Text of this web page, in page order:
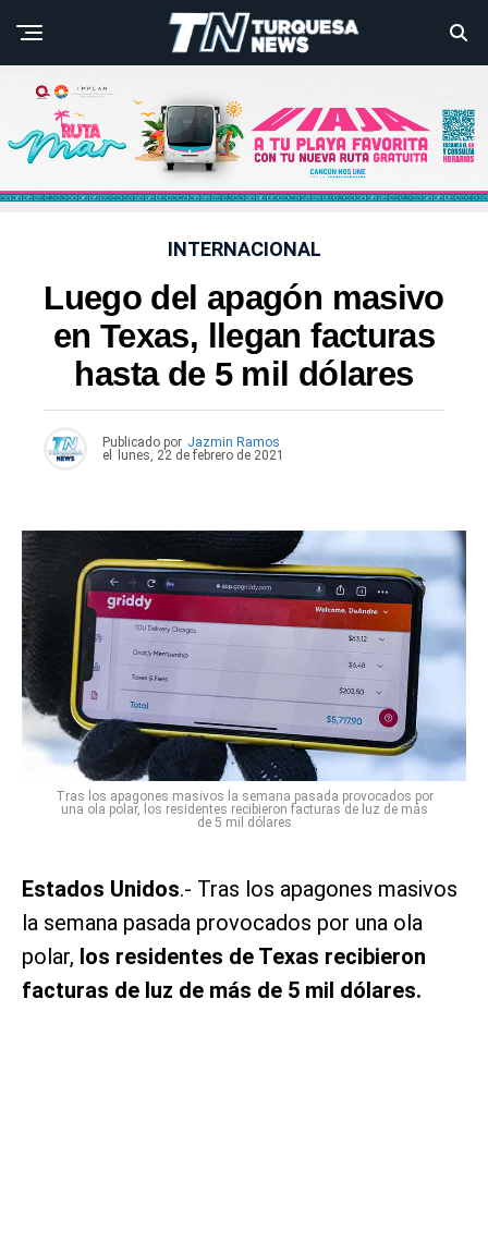
INTERNACIONAL
Luego del apagón masivo
en Texas, llegan facturas
hasta de 5 mil dólares
Publicado por Jazmin Ramos
el
lunes, 22 de febrero de 2021
Tras los apagones masivos la semana pasada provocados por
una ola polar, los residentes recibieron facturas de luz de más
de 5 mil dólares
Estados Unidos.- Tras los apagones masivos
la semana pasada provocados por una ola
polar, los residentes de Texas recibieron
facturas de luz de más de 5 mil dólares.